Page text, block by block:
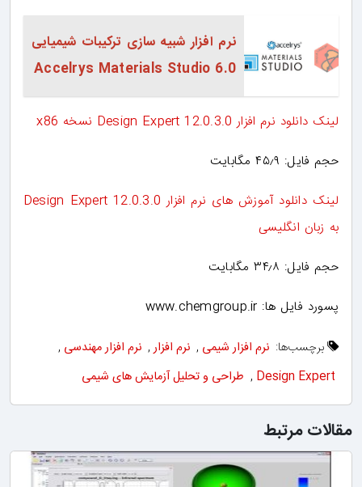
نرم افزار شبیه سازی ترکیبات شیمیایی
Accelrys Materials Studio 6.0
لینک دانلود نرم افزار Design Expert 12.0.3.0 نسخه x86
حجم فایل: ۴۵٫۹ مگابایت
لینک دانلود آموزش های نرم افزار Design Expert 12.0.3.0
به زبان انگلیسی
حجم فایل: ۳۴٫۸ مگابایت
پسورد فایل ها: www.chemgroup.ir
برچسب‌ها: نرم افزار شیمی , نرم افزار , نرم افزار مهندسی ,
Design Expert
, طراحی و تحلیل آزمایش های شیمی
مقالات مرتبط